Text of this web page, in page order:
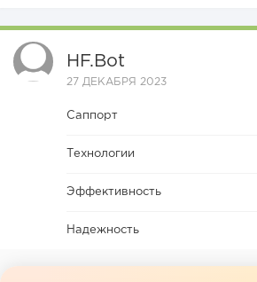
HF.bot
27 ДЕКАБРЯ 2023
Саппорт
Технологии
Эффективность
Надежность